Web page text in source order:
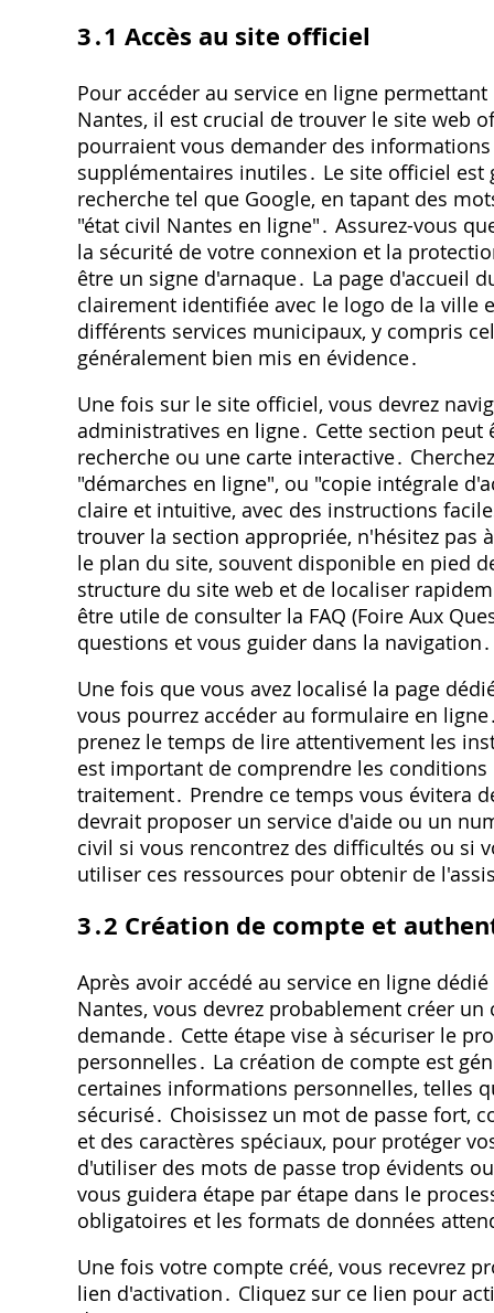
3․1 Accès au site officiel
Pour accéder au service en ligne
Nantes, il est crucial de trouver le site web
pourraient vous demander des
supplémentaires inutiles․ Le site officiel
recherche tel que Google, en tapant des
"état civil Nantes en ligne"․ Assurez-vous
la sécurité de votre connexion et la
être un signe d'arnaque․ La page d'accueil
clairement identifiée avec le logo de la ville
différents services municipaux, y compris
généralement bien mis en évidence․
Une fois sur le site officiel, vous devrez
administratives en ligne․ Cette section
recherche ou une carte interactive․
"démarches en ligne", ou "copie intégrale
claire et intuitive, avec des instructions
trouver la section appropriée, n'hésitez pas
le plan du site, souvent disponible en pied
structure du site web et de localiser
être utile de consulter la FAQ (Foire Aux
questions et vous guider dans la navigation․
Une fois que vous avez localisé la page
vous pourrez accéder au formulaire en
prenez le temps de lire attentivement les
est important de comprendre les
traitement․ Prendre ce temps vous évitera
devrait proposer un service d'aide ou un
civil si vous rencontrez des difficultés ou si
utiliser ces ressources pour obtenir de
3․2 Création de compte et
Après avoir accédé au service en ligne
Nantes, vous devrez probablement créer
demande․ Cette étape vise à sécuriser le
personnelles․ La création de compte est
certaines informations personnelles, telles
sécurisé․ Choisissez un mot de passe fort,
et des caractères spéciaux, pour protéger
d'utiliser des mots de passe trop évidents
vous guidera étape par étape dans le
obligatoires et les formats de données
Une fois votre compte créé, vous recevrez
lien d'activation․ Cliquez sur ce lien pour